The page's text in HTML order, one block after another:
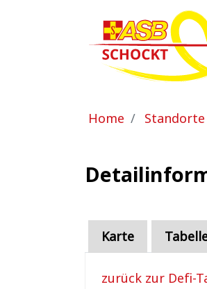
Sie sind hier:
Home Standorte
Karte
zurück zur Defi-